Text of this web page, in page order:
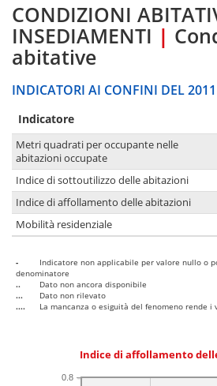
CONDIZIONI
INSEDIAMENTI |
abitative
INDICATORI AI CONFINI DEL 2011
Indicatore
Metri quadrati per occupante nelle
abitazioni occupate
Indice di sottoutilizzo delle abitazioni
Indice di affollamento delle abitazioni
Mobilità residenziale
-
Indicatore non applicabile per valore nullo o
denominatore
..
Dato non ancora disponibile
...
Dato non rilevato
....
La mancanza o esiguità del fenomeno rende i
Indice di affollamento
0.8